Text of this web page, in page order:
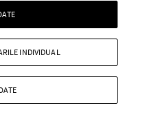
INDIVIDUAL